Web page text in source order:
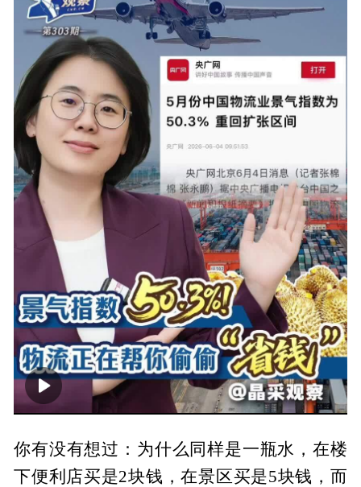
00:00 02:56
你有没有想过：为什么同样是一瓶水，在楼
下便利店买是2块钱，在景区买是5块钱，而